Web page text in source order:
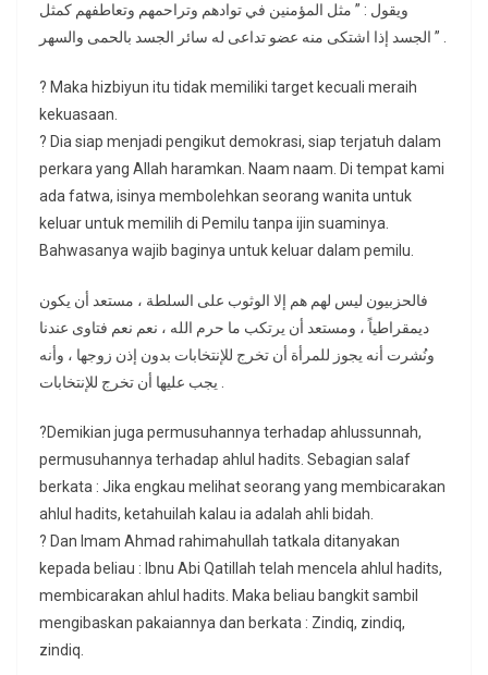
ويقول : ” مثل المؤمنين في توادهم وتراحمهم وتعاطفهم كمثل
الجسد إذا اشتكى منه عضو تداعى له سائر الجسد بالحمى والسهر ” .
? Maka hizbiyun itu tidak memiliki target kecuali meraih
kekuasaan.
? Dia siap menjadi pengikut demokrasi, siap terjatuh dalam
perkara yang Allah haramkan. Naam naam. Di tempat kami
ada fatwa, isinya membolehkan seorang wanita untuk
keluar untuk memilih di Pemilu tanpa ijin suaminya.
Bahwasanya wajib baginya untuk keluar dalam pemilu.
فالحزبيون ليس لهم هم إلا الوثوب على السلطة ، مستعد أن يكون
ديمقراطياً ، ومستعد أن يرتكب ما حرم الله ، نعم نعم فتاوى عندنا
ونُشرت أنه يجوز للمرأة أن تخرج للإنتخابات بدون إذن زوجها ، وأنه
?Demikian juga permusuhannya terhadap ahlussunnah,
permusuhannya terhadap ahlul hadits. Sebagian salaf
berkata : Jika engkau melihat seorang yang membicarakan
ahlul hadits, ketahuilah kalau ia adalah ahli bidah.
? Dan Imam Ahmad rahimahullah tatkala ditanyakan
kepada beliau : Ibnu Abi Qatillah telah mencela ahlul hadits,
membicarakan ahlul hadits. Maka beliau bangkit sambil
mengibaskan pakaiannya dan berkata : Zindiq, zindiq,
zindiq.